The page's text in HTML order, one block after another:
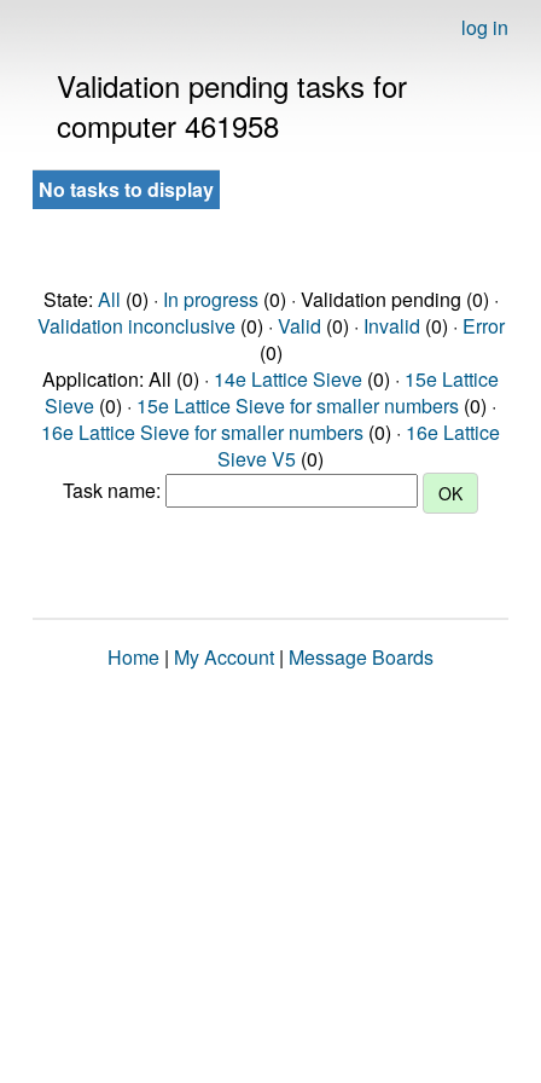
log in
Validation pending tasks for
computer 461958
No tasks to display
State: All (0) · In progress(0) · Validation pending (0) ·
Validation inconclusive(0) · Valid (0) · Invalid (0) · Error
(0)
Application: All (0) · 14e Lattice Sieve (0) · 15e Lattice
Sieve (0) · 15e Lattice Sieve for smaller numbers (0) ·
16e Lattice Sieve for smaller numbers (0) · 16e Lattice
Sieve V5 (0)
Task name:
Home | My Account | Message Boards